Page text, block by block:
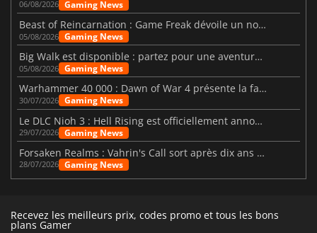
06/08/2026 Gaming News
Beast of Reincarnation : Game Freak dévoile un nouveau pari
05/08/2026 Gaming News
Big Walk est disponible : partez pour une aventure entre amis
05/08/2026 Gaming News
Warhammer 40 000 : Dawn of War 4 présente la faction des Nécrons
30/07/2026 Gaming News
Le DLC Nioh 3 : Hell Rising est officiellement annoncé
29/07/2026 Gaming News
Forsaken Realms : Vahrin's Call sort après dix ans de développement
28/07/2026 Gaming News
Recevez les meilleurs prix, codes promo et tous les bons
plans Gamer